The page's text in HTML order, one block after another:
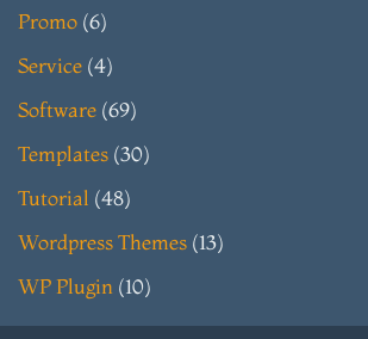
Promo (6)
Service (4)
Software (69)
Templates (30)
Tutorial (48)
Wordpress Themes (13)
WP Plugin (10)